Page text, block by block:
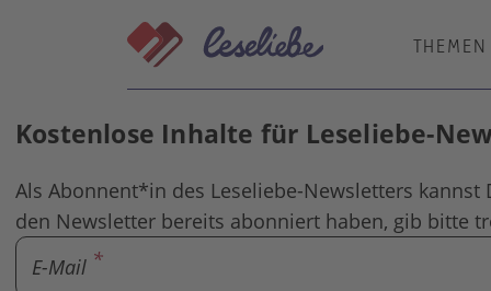
THEMEN
Kostenlose Inhalte für Leseliebe-
Als Abonnent*in des Leseliebe-Newsletters
den Newsletter bereits abonniert haben, gib bitte
E-Mail